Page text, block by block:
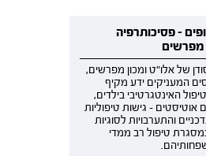
- פסיכותרפיה
מפרשים
של אלו"ט ומכון מפרשים,
המעניקים ידע מקיף
האינטגרטיבי בילדים,
אוטיסטים - גישות טיפוליות
והתערבויות לסוגיות
טיפול רב ממדי